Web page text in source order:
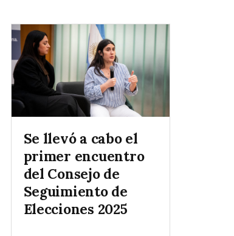
Se llevó a cabo el
primer encuentro
del Consejo de
Seguimiento de
Elecciones 2025